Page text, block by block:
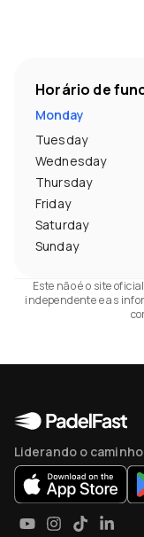
Horário de
Monday
Tuesday
Wednesday
Thursday
Friday
Saturday
Sunday
Este não é o site
independente e as
Liderando o